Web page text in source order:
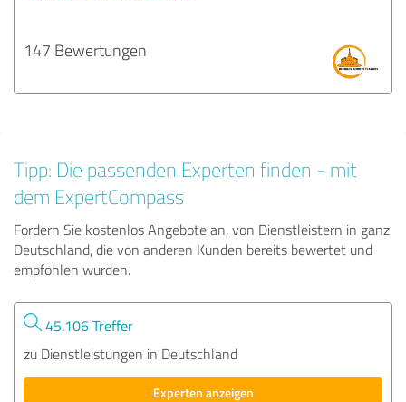
147 Bewertungen
Tipp: Die passenden Experten finden - mit
dem ExpertCompass
Fordern Sie kostenlos Angebote an, von Dienstleistern in ganz
Deutschland, die von anderen Kunden bereits bewertet und
empfohlen wurden.
45.106 Treffer
zu Dienstleistungen in Deutschland
Experten anzeigen